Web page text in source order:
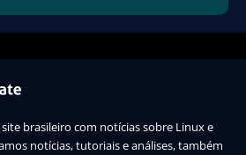
brasileiro com notícias sobre Linux e
notícias, tutoriais e análises, também